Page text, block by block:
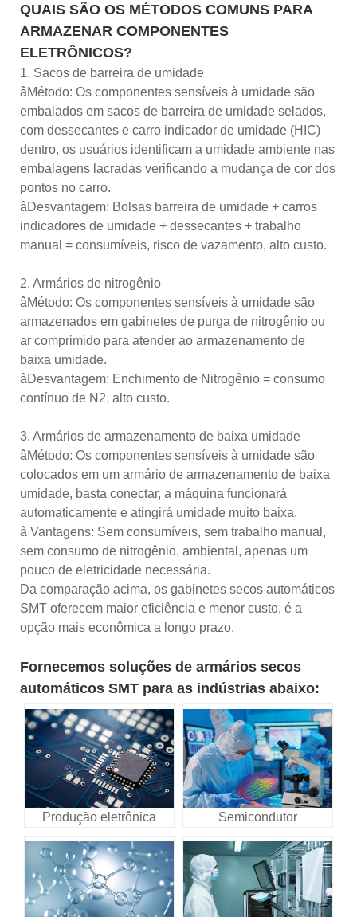
QUAIS SÃO OS MÉTODOS COMUNS PARA
ARMAZENAR COMPONENTES
ELETRÔNICOS?
1. Sacos de barreira de umidade
âMétodo: Os componentes sensíveis à umidade são
embalados em sacos de barreira de umidade selados,
com dessecantes e carro indicador de umidade (HIC)
dentro, os usuários identificam a umidade ambiente nas
embalagens lacradas verificando a mudança de cor dos
pontos no carro.
âDesvantagem: Bolsas barreira de umidade + carros
indicadores de umidade + dessecantes + trabalho
manual = consumíveis, risco de vazamento, alto custo.
2. Armários de nitrogênio
âMétodo: Os componentes sensíveis à umidade são
armazenados em gabinetes de purga de nitrogênio ou
ar comprimido para atender ao armazenamento de
baixa umidade.
âDesvantagem: Enchimento de Nitrogênio = consumo
contínuo de N2, alto custo.
3. Armários de armazenamento de baixa umidade
âMétodo: Os componentes sensíveis à umidade são
colocados em um armário de armazenamento de baixa
umidade, basta conectar, a máquina funcionará
automaticamente e atingirá umidade muito baixa.
â Vantagens: Sem consumíveis, sem trabalho manual,
sem consumo de nitrogênio, ambiental, apenas um
pouco de eletricidade necessária.
Da comparação acima, os gabinetes secos automáticos
SMT oferecem maior eficiência e menor custo, é a
opção mais econômica a longo prazo.
Fornecemos soluções de armários secos
automáticos SMT para as indústrias abaixo:
Produção eletrônica Semicondutor